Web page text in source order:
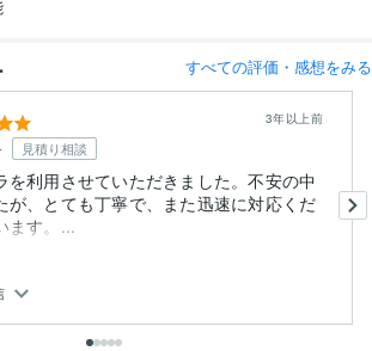
すべての評価・感想をみる
見積り相談
3年以上前
を利用させていただきました。不安の中
が、とても丁寧で、また迅速に対応くだ
ます。...